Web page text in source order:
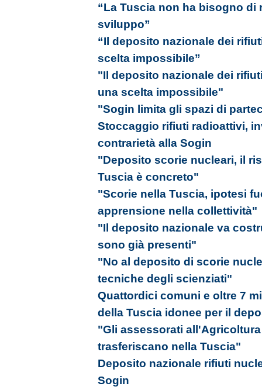
“La Tuscia non ha bisogno di
sviluppo”
“Il deposito nazionale dei
scelta impossibile”
"Il deposito nazionale dei
una scelta impossibile"
"Sogin limita gli spazi di
Stoccaggio rifiuti radioattivi,
contrarietà alla Sogin
"Deposito scorie nucleari, il
Tuscia è concreto"
"Scorie nella Tuscia, ipotesi
apprensione nella collettività"
"Il deposito nazionale va
sono già presenti"
"No al deposito di scorie
tecniche degli scienziati"
Quattordici comuni e oltre 7
della Tuscia idonee per il
"Gli assessorati
trasferiscano nella Tuscia"
Deposito nazionale rifiuti
Sogin